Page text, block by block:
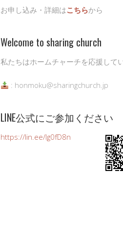
お申し込み・詳細はこちらから
Welcome to sharing church
私たちはホームチャーチを応援して
: honmoku@sharingchurch.jp
LINE公式にご参加ください
https://lin.ee/Ig0fD8n